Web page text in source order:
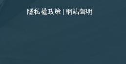
隱私權政策 |網站聲明